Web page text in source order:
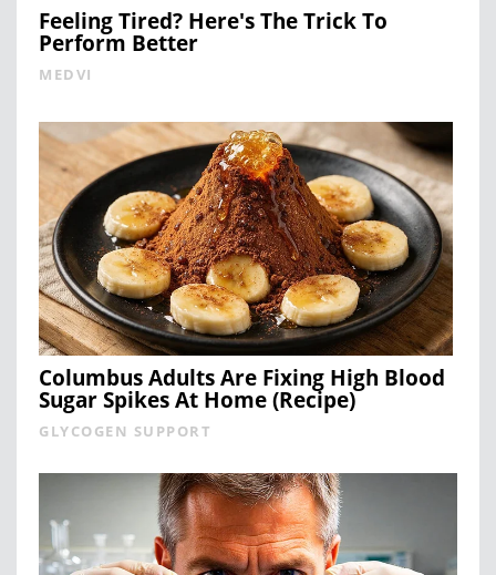
Feeling Tired? Here's The Trick To
Perform Better
MEDVI
Columbus Adults Are Fixing High Blood
Sugar Spikes At Home (Recipe)
GLYCOGEN SUPPORT